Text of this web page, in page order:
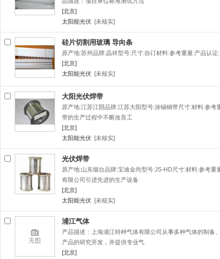
[北京]
太阳能光伏 [未核实]
硅片切割用玻璃 导向条
原产地:苏州品牌:晶祥型号:尺寸:自订材料:参考重量:产品认
[北京]
太阳能光伏 [未核实]
大阳光伏焊带
原产地:江苏江阴品牌:江苏大阳型号:涂锡铜带尺寸:材料:参
带的生产过程中不断改良工
[北京]
太阳能光伏 [未核实]
光伏焊带
原产地:山东烟台品牌:宝迪金尚型号:JS-HD尺寸:材料:参考
有限公司引进先进的生产设备
[北京]
太阳能光伏 [未核实]
浦江气体
产品描述：上海浦江特种气体有限公司从事多种气体的制备
产品的研究开发，并提供专业气
[北京]